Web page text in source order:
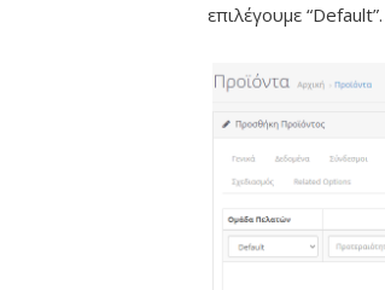
επιλέγουμε “Default”.